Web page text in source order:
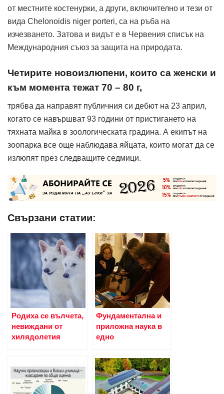
от местните костенурки, а други, включително и тези от
вида Chelonoidis niger porteri, са на ръба на
изчезването. Затова и видът е в Червения списък на
Международния съюз за защита на природата.
Четирите новоизлюпени, които са женски и
към момента тежат 70 – 80 г,
трябва да направят публичния си дебют на 23 април,
когато се навършват 93 години от пристигането на
тяхната майка в зоологическата градина. А екипът на
зоопарка все още наблюдава яйцата, които могат да се
излюпят през следващите седмици.
Свързани статии:
Родиха се вълчета,
невиждани от
хилядолетия
Фундаментална и
приложна наука в
едно